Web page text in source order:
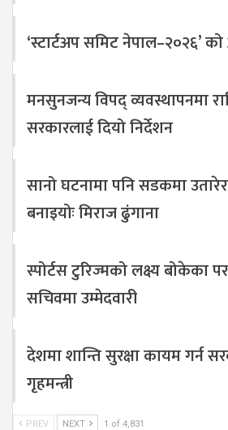
‘स्टार्टअप समिट नेपाल–२०२६’
मनसुनजन्य विपद् व्यवस्थापनमा
सरकारलाई दियो निर्देशन
सानो घटनामा पनि सडकमा
बनाइयोः मिराज ढुंगाना
स्पोर्टस टुरिज्मको लक्ष्य बोकेका
सचिवमा उम्मेदवारी
देशमा शान्ति सुरक्षा कायम गर्न
गृहमन्त्री
PREV NEXT 1 of 4,831